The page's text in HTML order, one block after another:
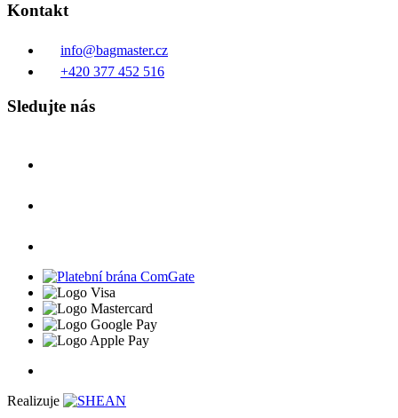
Kontakt
info@bagmaster.cz
+420 377 452 516
Sledujte nás
Realizuje